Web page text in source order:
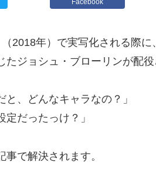
Facebook
（2018年）で実写化される際
たジョシュ・ブローリンが配
と、どんなキャラなの？」
定だったっけ？」
で解決されます。